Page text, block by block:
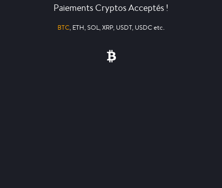
Paiements Cryptos Acceptés !
BTC, ETH, SOL, XRP, USDT, USDC etc.